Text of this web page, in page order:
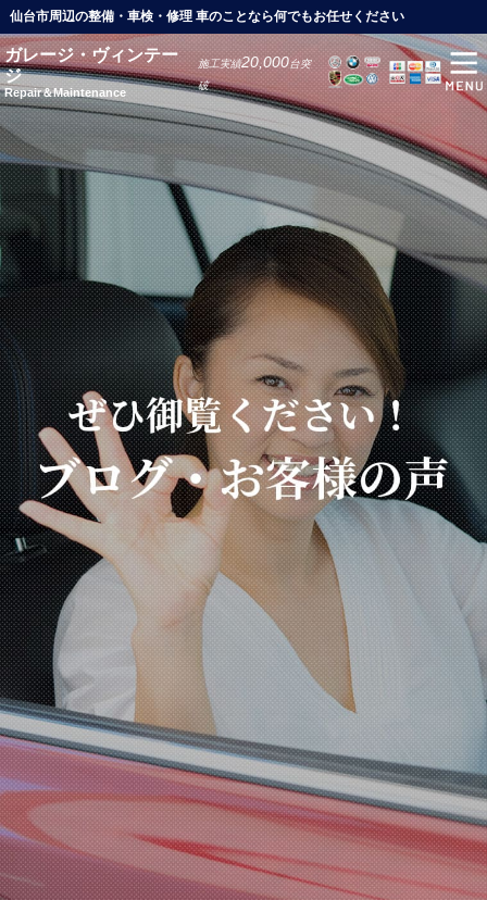
仙台市周辺の整備・車検・修理 車のことなら何でもお任せください
ガレージ・ヴィンテー
ジ
Repair＆Maintenance
施工実績20,000台突
破